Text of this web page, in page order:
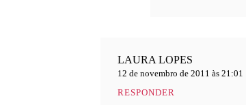
LAURA LOPES
12 de novembro de 2011 às 21:01
RESPONDER